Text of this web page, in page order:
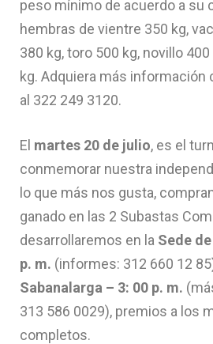
peso mínimo de acuerdo a su
hembras de vientre 350 kg,
380 kg, toro 500 kg, novillo
kg. Adquiera más información
al 322 249 3120.
El martes 20 de julio, es el
conmemorar nuestra
lo que más nos gusta,
ganado en las 2 Subastas
desarrollaremos en la Sede
p. m. (informes: 312 660 12 85
Sabanalarga – 3: 00 p. m.
313 586 0029), premios a los
completos.